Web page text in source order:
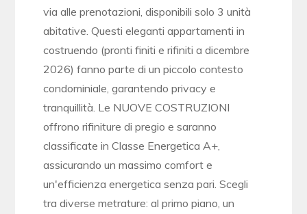
via alle prenotazioni, disponibili solo 3 unità
abitative. Questi eleganti appartamenti in
costruendo (pronti finiti e rifiniti a dicembre
2026) fanno parte di un piccolo contesto
condominiale, garantendo privacy e
tranquillità. Le NUOVE COSTRUZIONI
offrono rifiniture di pregio e saranno
classificate in Classe Energetica A+,
assicurando un massimo comfort e
un'efficienza energetica senza pari. Scegli
tra diverse metrature: al primo piano, un